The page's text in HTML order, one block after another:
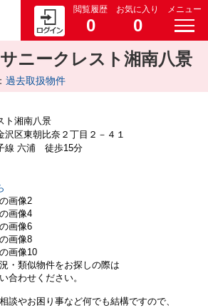
閲覧履歴
0
お気に入り
0
メニュー
サニークレスト湘南八景
過去取扱物件
ト湘南八景
区東朝比奈２丁目２－４１
線 六浦 徒歩15分
・類似物件をお探しの際は
合わせください。
談やお困り事など何でも結構ですので、